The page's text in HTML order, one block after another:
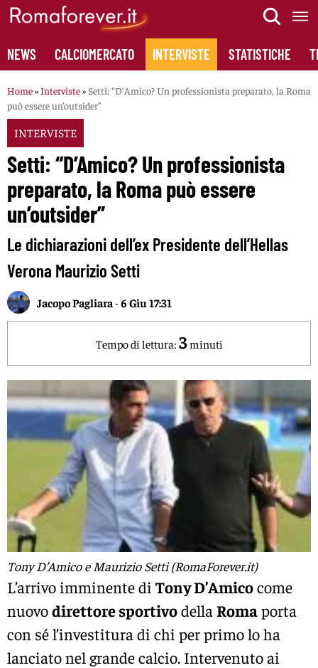
Skip
content
NEWS CALCIOMERCATO INTERVISTE STATISTICHE
Home»Interviste»Setti: “D’Amico? Un professionista preparato, la Roma
può essere un’outsider”
INTERVISTE
Setti: “D’Amico? Un professionista
preparato, la Roma può essere
un’outsider”
Le dichiarazioni dell’ex Presidente dell’Hellas
Verona Maurizio Setti
Jacopo Pagliara -6 Giu 17:31
Tempo di lettura: 3minuti
Tony D’Amico e Maurizio Setti (RomaForever.it)
L’arrivo imminente di Tony D’Amicocome
nuovodirettore sportivodella Romaporta
con sé l’investitura di chi per primo lo ha
lanciato nel grande calcio. Intervenuto ai